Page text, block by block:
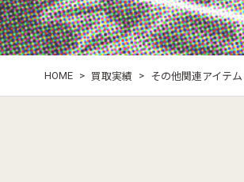
HOME > 買取実績 > その他関連アイテム